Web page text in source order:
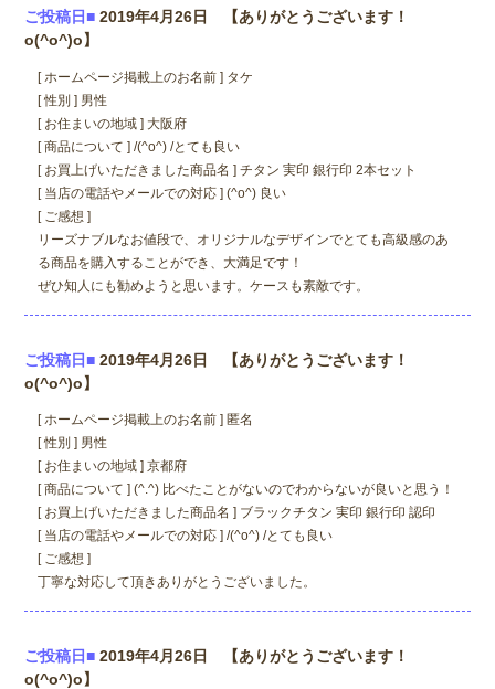
ご投稿日■ 2019年4月26日 【ありがとうございます！
o(^o^)o】
[ ホームページ掲載上のお名前 ] タケ
[ 性別 ] 男性
[ お住まいの地域 ] 大阪府
[ 商品について ] /(^o^) /とても良い
[ お買上げいただきました商品名 ] チタン 実印 銀行印 2本セット
[ 当店の電話やメールでの対応 ] (^o^) 良い
[ ご感想 ]
リーズナブルなお値段で、オリジナルなデザインでとても高級感のあ
る商品を購入することができ、大満足です！
ぜひ知人にも勧めようと思います。ケースも素敵です。
ご投稿日■ 2019年4月26日 【ありがとうございます！
o(^o^)o】
[ ホームページ掲載上のお名前 ] 匿名
[ 性別 ] 男性
[ お住まいの地域 ] 京都府
[ 商品について ] (^.^) 比べたことがないのでわからないが良いと思う！
[ お買上げいただきました商品名 ] ブラックチタン 実印 銀行印 認印
[ 当店の電話やメールでの対応 ] /(^o^) /とても良い
[ ご感想 ]
丁寧な対応して頂きありがとうございました。
ご投稿日■ 2019年4月26日 【ありがとうございます！
o(^o^)o】